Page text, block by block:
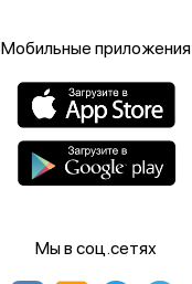
Мобильные приложения
Мы в соц.сетях